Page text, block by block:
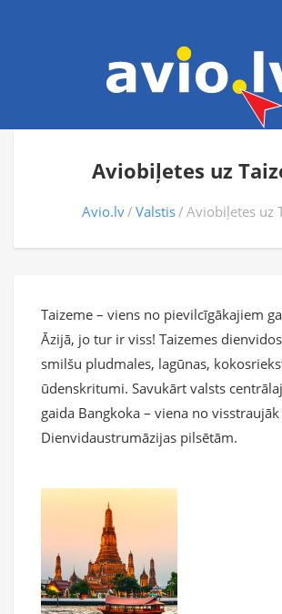
Aviobiļetes uz
Avio.lv Valstis Aviobiļetes uz
Taizeme – viens no pievilcīgākajiem
Āzijā, jo tur ir viss! Taizemes
smilšu pludmales, lagūnas,
ūdenskritumi. Savukārt valsts
gaida Bangkoka – viena no
Dienvidaustrumāzijas pilsētām.